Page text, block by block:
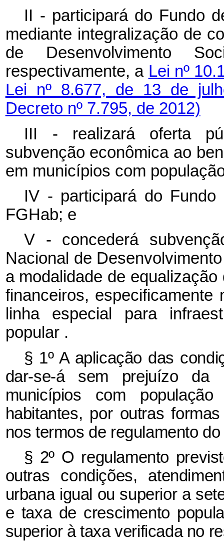
II - participará do Fundo
mediante integralização de
de Desenvolvimento
respectivamente, a Lei nº
Lei nº 8.677, de 13 de
Decreto nº 7.795, de 2012)
III - realizará oferta
subvenção econômica ao
em municípios com
IV - participará do Fundo
FGHab; e
V - concederá
Nacional de
a modalidade de
financeiros,
linha especial para
popular .
§ 1º A aplicação das
dar-se-á sem prejuízo da
municípios com
habitantes, por outras
nos termos de regulamento
§ 2º O regulamento
outras condições,
urbana igual ou superior a
e taxa de crescimento
superior à taxa verificada no